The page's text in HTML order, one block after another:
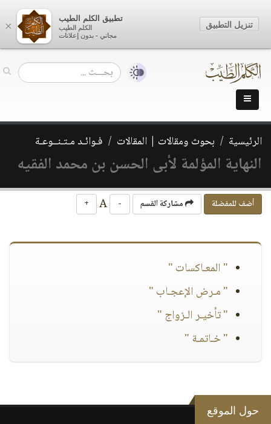
الرئيسية بحوث ومقالات | المقالات فـوائـد مـتـنــوعـة
النهاية المؤلمة لأبى الحسن بن محمد الفقيه
أضف للمفضلة مشاركة القسم -
+
" المعـاكسات "
" مـرض الإعجـاب "
" تأخيـر الـزواج "
" خـاتمـة "
حول الموقع
×
تطبيق الكلم الطيب
الكلم الطيب
مجاني - بدون إعلانات
تنزيل التطبيق